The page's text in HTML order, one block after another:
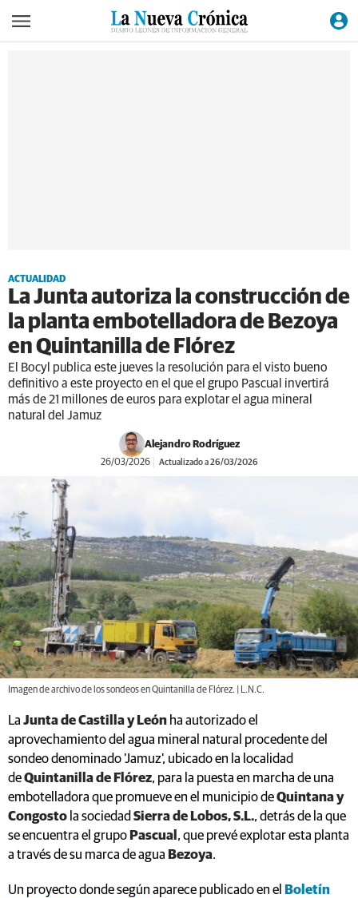
ACTUALIDAD
La Junta autoriza la construcción de
la planta embotelladora de Bezoya
en Quintanilla de Flórez
El Bocyl publica este jueves la resolución para el visto bueno
definitivo a este proyecto en el que el grupo Pascual invertirá
más de 21 millones de euros para explotar el agua mineral
natural del Jamuz
Alejandro Rodríguez
26/03/2026 Actualizado a 26/03/2026
Imagen de archivo de los sondeos en Quintanilla de Flórez. | L.N.C.
La Junta de Castilla y León ha autorizado el
aprovechamiento del agua mineral natural procedente del
sondeo denominado 'Jamuz', ubicado en la localidad
deQuintanilla de Flórez, para la puesta en marcha de una
embotelladora que promueve en el municipio deQuintana y
Congosto la sociedad Sierra de Lobos, S.L., detrás de la que
se encuentra el grupo Pascual , que prevé explotar esta planta
a través de su marca de agua Bezoya.
Un proyecto donde según aparece publicado en el
Boletín